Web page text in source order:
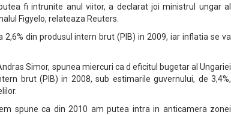
fi intrunite anul viitor, a declarat joi ministrul ungar al
Figyelo, relateaza Reuters.
2,6% din produsul intern brut (PIB) in 2009, iar inflatia se va
Simor, spunea miercuri ca d eficitul bugetar al Ungariei
brut (PIB) in 2008, sub estimarile guvernului, de 3,4%,
spune ca din 2010 am putea intra in anticamera zonei